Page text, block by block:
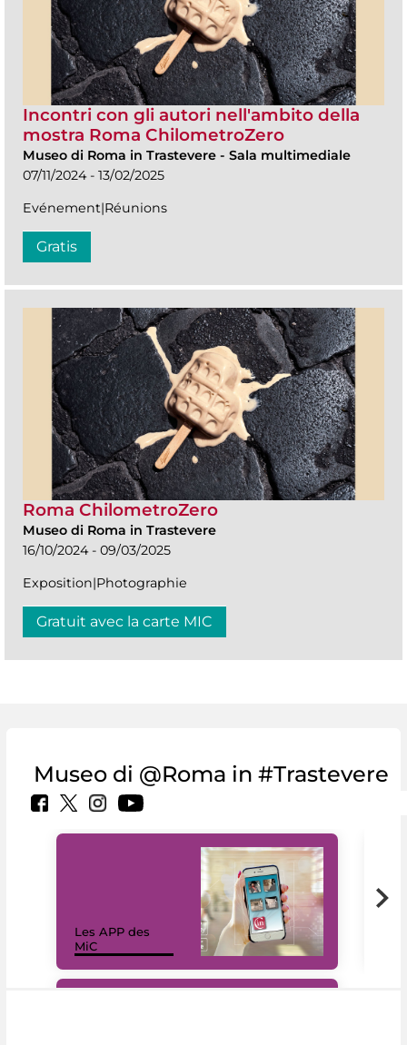
Incontri con gli autori nell'ambito della
mostra Roma ChilometroZero
Museo di Roma in Trastevere - Sala multimediale
07/11/2024 - 13/02/2025
Evénement|Réunions
Gratis
Roma ChilometroZero
Museo di Roma in Trastevere
16/10/2024 - 09/03/2025
Exposition|Photographie
Gratuit avec la carte MIC
Museo di @Roma in #Trastevere
Les APP des
MiC